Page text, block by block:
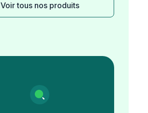
Voir tous nos produits